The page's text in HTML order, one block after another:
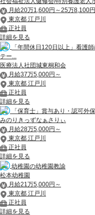
月給20万1,600円～25万8,100円
東京都 江戸川
正社員
詳細を見る
「年間休日120日以上」看護
テー...
医療法人社団城東桐和会
月給37万5,000円～
東京都 江戸川
正社員
詳細を見る
「保育士」賞与あり・認可外
みのりきっずなぁさりぃ
月給28万5,000円～
東京都 江戸川
正社員
詳細を見る
幼稚園の幼稚園教諭
松本幼稚園
月給21万5,000円～
東京都 江戸川
正社員
詳細を見る